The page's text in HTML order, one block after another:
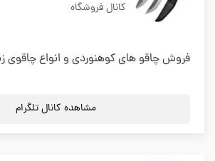
کانال فروشگاه
فروش چاقو هاي کوهنوردی و انواع چاقوی
مشاهده کانال تلگرام